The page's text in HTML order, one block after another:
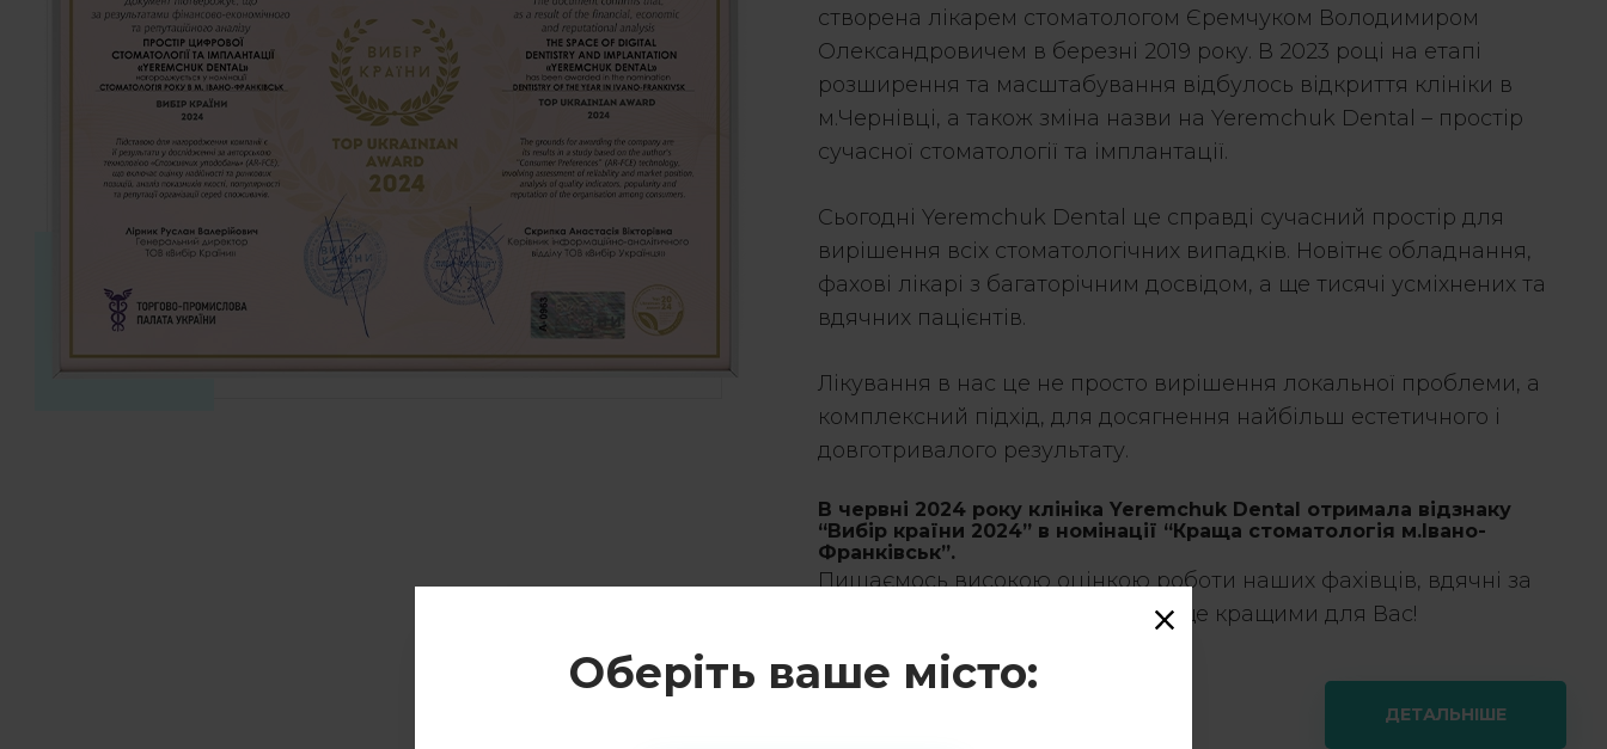
створена лікарем стоматологом Єремчуком Володимиром
Олександровичем в березні 2019 року. В 2023 році на етапі
розширення та масштабування відбулось відкриття клініки в
м.Чернівці, а також зміна назви на Yeremchuk Dental – простір
сучасної стоматології та імплантації.
Сьогодні Yeremchuk Dental це справді сучасний простір для
вирішення всіх стоматологічних випадків. Новітнє обладнання,
фахові лікарі з багаторічним досвідом, а ще тисячі усміхнених та
вдячних пацієнтів.
Лікування в нас це не просто вирішення локальної проблеми, а
комплексний підхід, для досягнення найбільш естетичного і
довготривалого результату.
В червні 2024 року клініка Yeremchuk Dental отримала відзнаку
“Вибір країни 2024” в номінації “Краща стоматологія м.Івано-
Франківськ”.
Пишаємось високою оцінкою роботи наших фахівців, вдячні за
довіру пацієнтів, щодня стаємо ще кращими для Вас!
ДЕТАЛЬНІШЕ
Оберіть ваше місто: